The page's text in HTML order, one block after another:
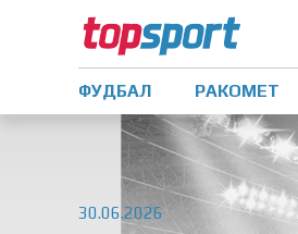
ФУДБАЛ РАКОМЕТ
30.06.2026